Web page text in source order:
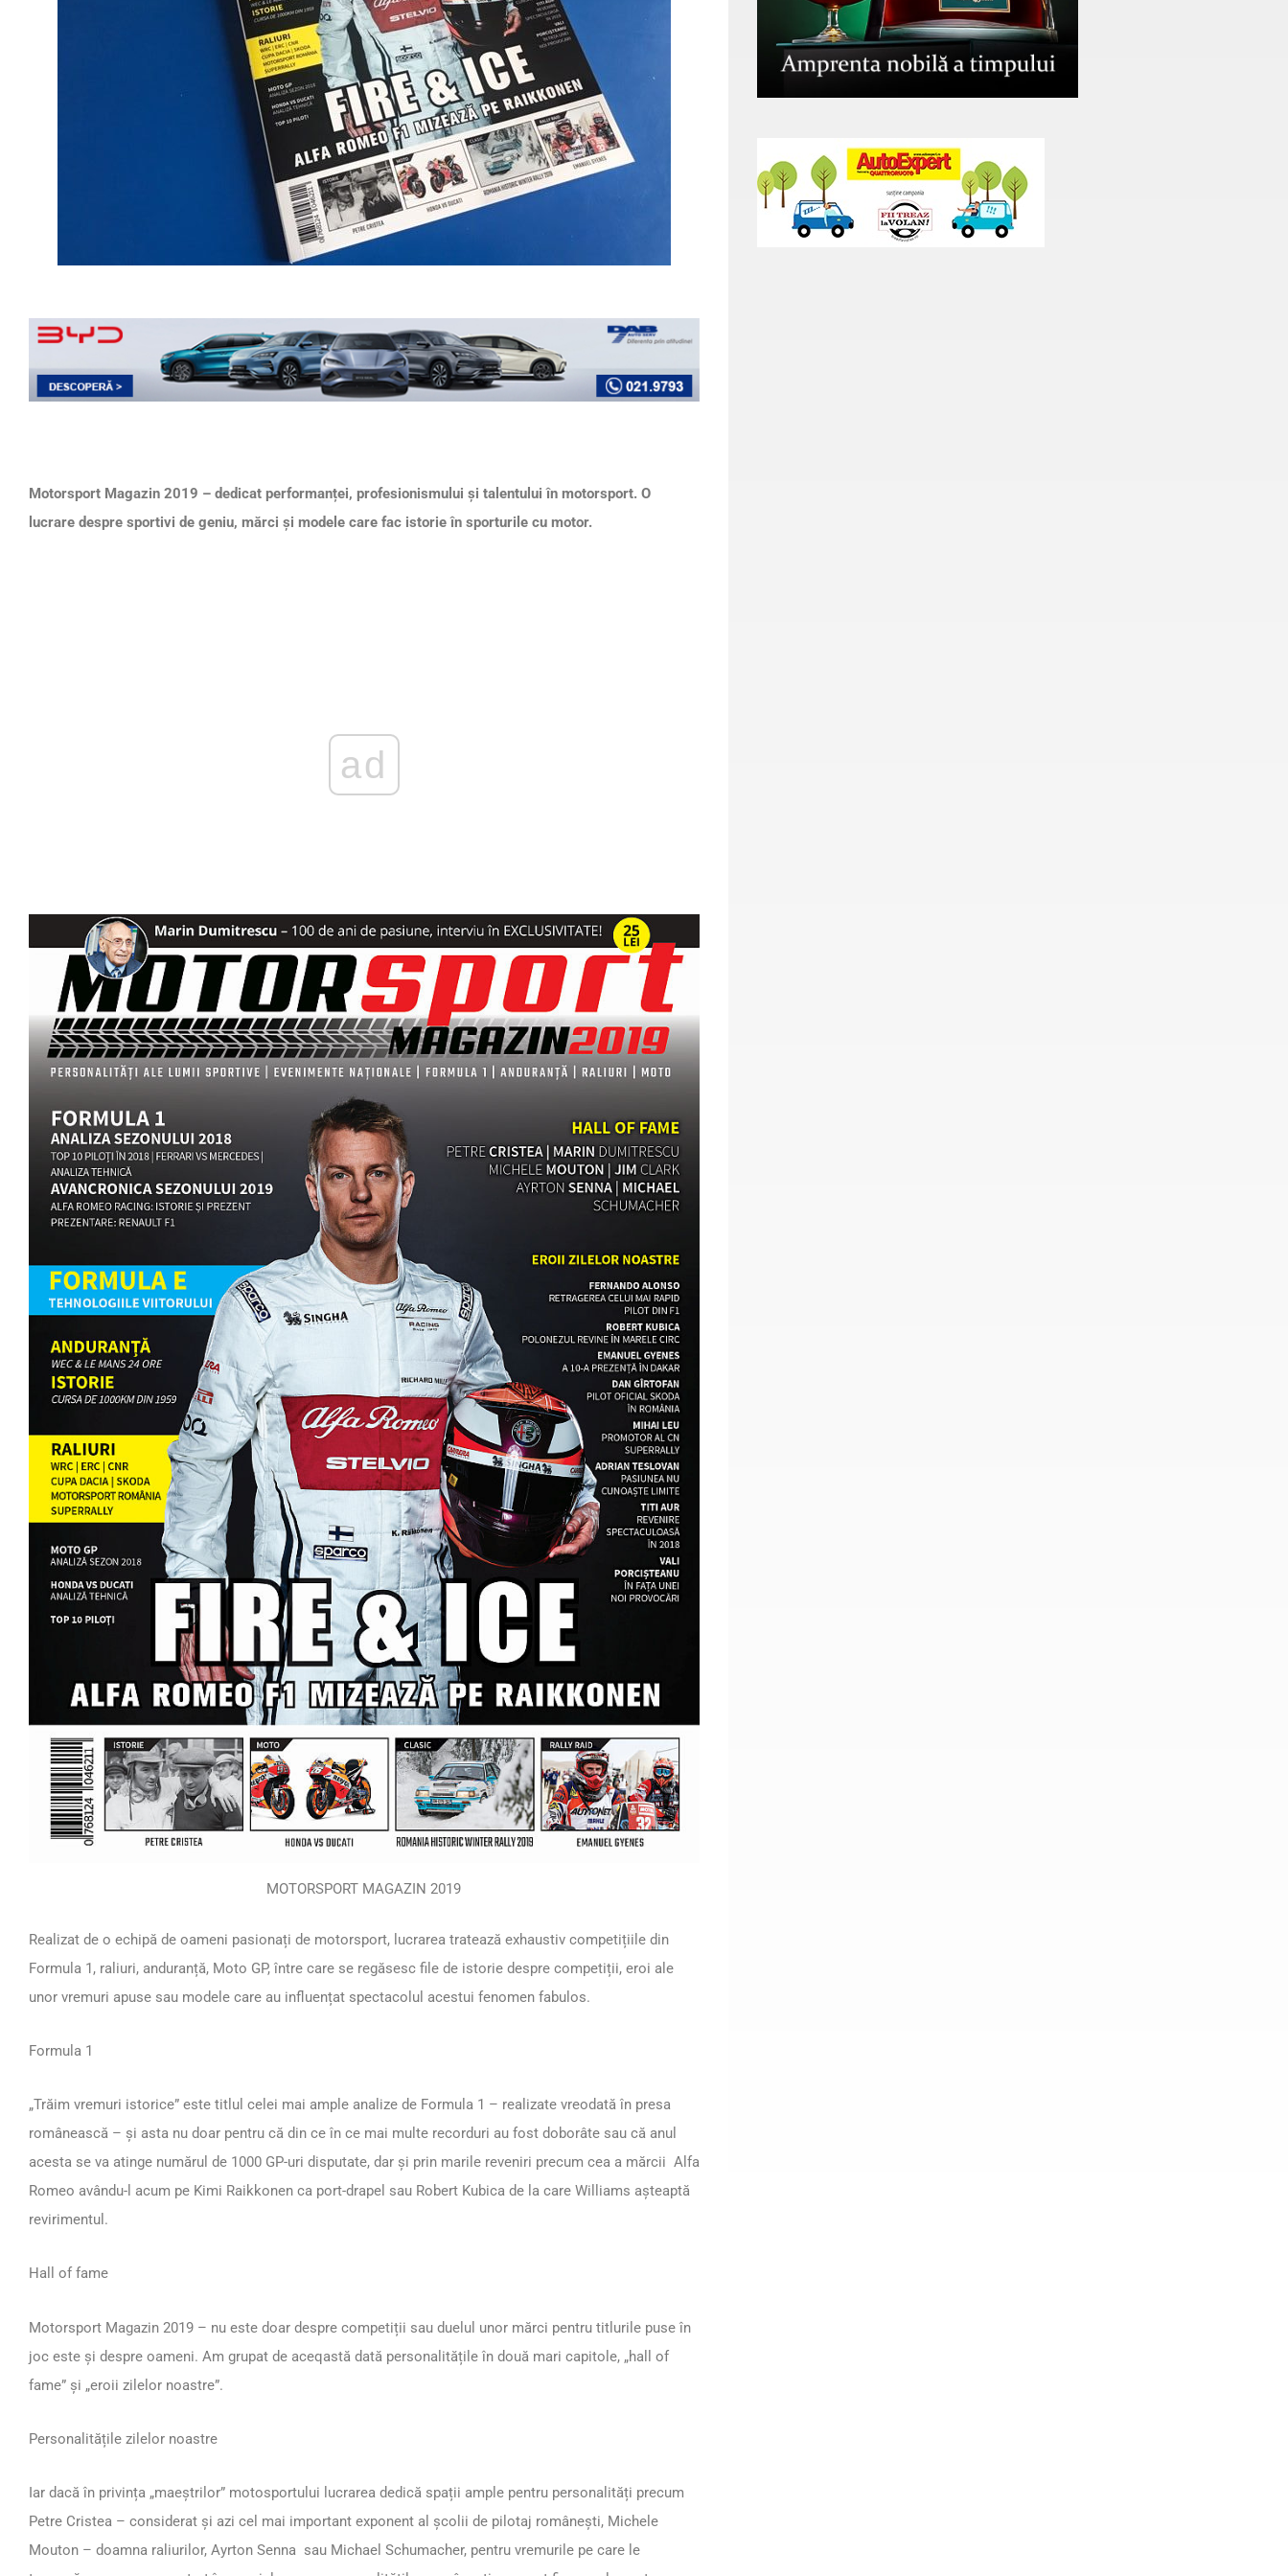
Motorsport Magazin 2019 – dedicat performanței, profesionismului și talentului în motorsport. O
lucrare despre sportivi de geniu, mărci și modele care fac istorie în sporturile cu motor.
ad
MOTORSPORT MAGAZIN 2019
Realizat de o echipă de oameni pasionați de motorsport, lucrarea tratează exhaustiv competițiile din
Formula 1, raliuri, anduranță, Moto GP, între care se regăsesc file de istorie despre competiții, eroi ale
unor vremuri apuse sau modele care au influențat spectacolul acestui fenomen fabulos.
Formula 1
„Trăim vremuri istorice” este titlul celei mai ample analize de Formula 1 – realizate vreodată în presa
românească – și asta nu doar pentru că din ce în ce mai multe recorduri au fost doborâte sau că anul
acesta se va atinge numărul de 1000 GP-uri disputate, dar și prin marile reveniri precum cea a mărcii Alfa
Romeo avându-l acum pe Kimi Raikkonen ca port-drapel sau Robert Kubica de la care Williams așteaptă
revirimentul.
Hall of fame
Motorsport Magazin 2019 – nu este doar despre competiții sau duelul unor mărci pentru titlurile puse în
joc este și despre oameni. Am grupat de aceqastă dată personalitățile în două mari capitole, „hall of
fame” și „eroii zilelor noastre”.
Personalitățile zilelor noastre
Iar dacă în privința „maeștrilor” motosportului lucrarea dedică spații ample pentru personalități precum
Petre Cristea – considerat și azi cel mai important exponent al școlii de pilotaj românești, Michele
Mouton – doamna raliurilor, Ayrton Senna sau Michael Schumacher, pentru vremurile pe care le